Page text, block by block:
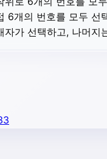
6개의 번호를 모두 선
자가 선택하고, 나머지